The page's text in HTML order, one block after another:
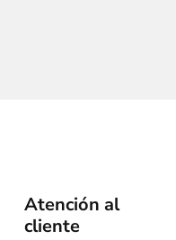
Atención al
cliente